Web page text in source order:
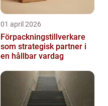
01 april 2026
Förpackningstillverkare
som strategisk partner i
en hållbar vardag